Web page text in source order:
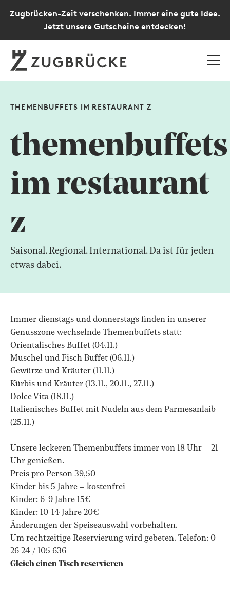
Zugbrücken-Zeit verschenken. Immer eine gute Idee.
Jetzt unsere Gutscheine entdecken!
THEMENBUFFETS IM RESTAURANT Z
themenbuffets
im restaurant
z
Saisonal. Regional. International. Da ist für jeden
etwas dabei.
Immer dienstags und donnerstags finden in unserer
Genusszone wechselnde Themenbuffets statt:
Orientalisches Buffet (04.11.)
Muschel und Fisch Buffet (06.11.)
Gewürze und Kräuter (11.11.)
Kürbis und Kräuter (13.11., 20.11., 27.11.)
Dolce Vita (18.11.)
Italienisches Buffet mit Nudeln aus dem Parmesanlaib
(25.11.)
Unsere leckeren Themenbuffets immer von 18 Uhr – 21
Uhr genießen.
Preis pro Person 39,50
Kinder bis 5 Jahre – kostenfrei
Kinder: 6-9 Jahre 15€
Kinder: 10-14 Jahre 20€
Änderungen der Speiseauswahl vorbehalten.
Um rechtzeitige Reservierung wird gebeten. Telefon: 0
26 24 / 105 636
Gleich einen Tisch reservieren